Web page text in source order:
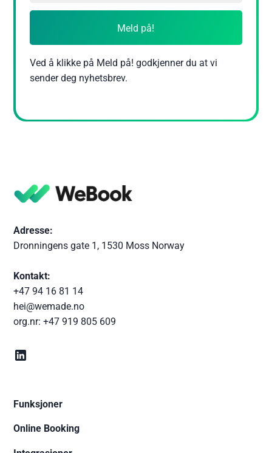
Meld på!
Ved å klikke på Meld på! godkjenner du at vi
sender deg nyhetsbrev.
Adresse:
Dronningens gate 1, 1530 Moss Norway
Kontakt:
+47 94 16 81 14
hei@wemade.no
org.nr:+47 919 805 609
Funksjoner
Online Booking